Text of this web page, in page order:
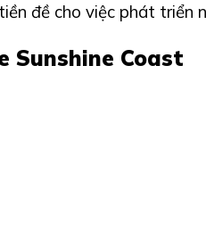
đề cho việc phát triển
Sunshine Coast